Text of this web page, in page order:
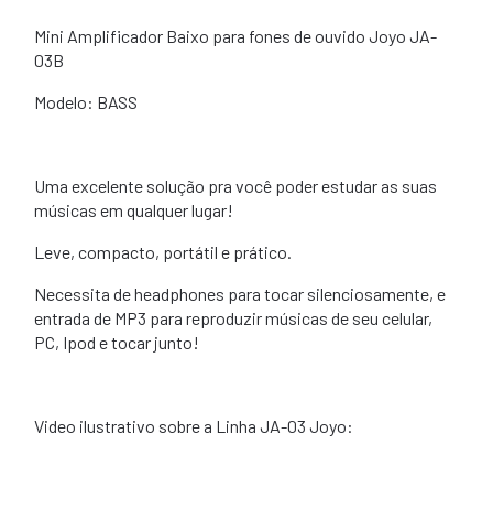
Mini Amplificador Baixo para fones de ouvido Joyo JA-
03B
Modelo: BASS
Uma excelente solução pra você poder estudar as suas
músicas em qualquer lugar!
Leve, compacto, portátil e prático.
Necessita de headphones para tocar silenciosamente, e
entrada de MP3 para reproduzir músicas de seu celular,
PC, Ipod e tocar junto!
Video ilustrativo sobre a Linha JA-03 Joyo: